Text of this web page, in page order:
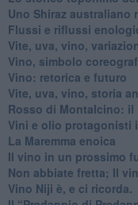
Uno Shiraz
​Flussi e riflussi
Vite, uva, vino,
Vino, simbolo
​Vino: retorica e futuro
​Vite, uva, vino, storia
​Rosso di Montalcino: il
Vini e olio protagonisti
​La Maremma enoica
Il vino in un prossimo
​Non abbiate fretta; Il
​Vino Niji è, e ci ricorda.